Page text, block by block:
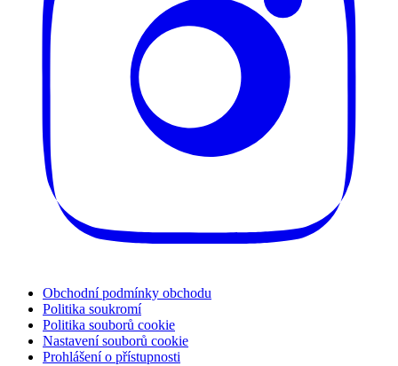
Obchodní podmínky obchodu
Politika soukromí
Politika souborů cookie
Nastavení souborů cookie
Prohlášení o přístupnosti